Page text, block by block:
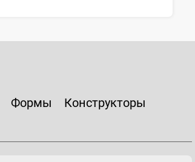
Формы
Конструкторы